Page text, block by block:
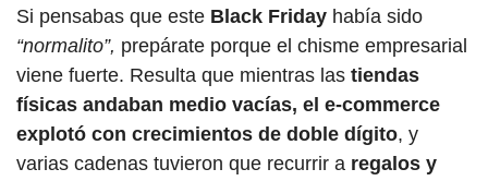
Si pensabas que este Black Friday había sido
“normalito”, prepárate porque el chisme empresarial
viene fuerte. Resulta que mientras las tiendas
físicas andaban medio vacías, el e-commerce
explotó con crecimientos de doble dígito, y
varias cadenas tuvieron que recurrir a regalos y